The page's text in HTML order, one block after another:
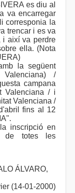
es diu al
va encarregar
corresponia la
trencar i es va
i així va perdre
ella. (Nota
la següent
/
campana
Valenciana / i
Valenciana /
fins al 12
inscripció en
de totes les
ÁLVARO,
(14-01-2000)